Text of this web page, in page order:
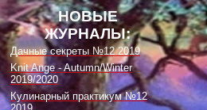
НОВЫЕ
ЖУРНАЛЫ:
Дачные секреты №12 2019
Knit Ange - Autumn/Winter
2019/2020
Кулинарный практикум №12